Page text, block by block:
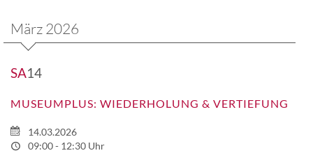
März 2026
SA14
MUSEUMPLUS: WIEDERHOLUNG & VERTIEFUNG
14.03.2026
09:00 - 12:30 Uhr